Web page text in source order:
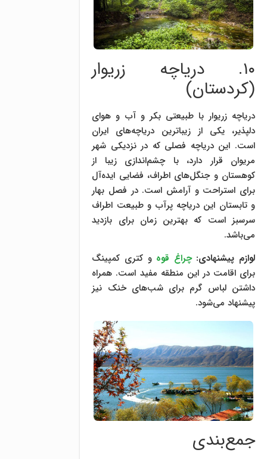
۱۰. دریاچه زریوار
(کردستان)
دریاچه زریوار با طبیعتی بکر و آب و هوای
دلپذیر، یکی از زیباترین دریاچه‌های ایران
است. این دریاچه فصلی که در نزدیکی شهر
مریوان قرار دارد، با چشم‌اندازی زیبا از
کوهستان و جنگل‌های اطراف، فضایی ایده‌آل
برای استراحت و آرامش است. در فصل بهار
و تابستان این دریاچه پرآب و طبیعت اطراف
سرسبز است که بهترین زمان برای بازدید
می‌باشد.
لوازم پیشنهادی: چراغ قوه و کتری کمپینگ
برای اقامت در این منطقه مفید است. همراه
داشتن لباس گرم برای شب‌های خنک نیز
پیشنهاد می‌شود.
جمع‌بندی